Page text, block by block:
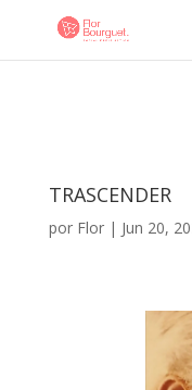
TRASCENDER
por Flor| Jun 20,